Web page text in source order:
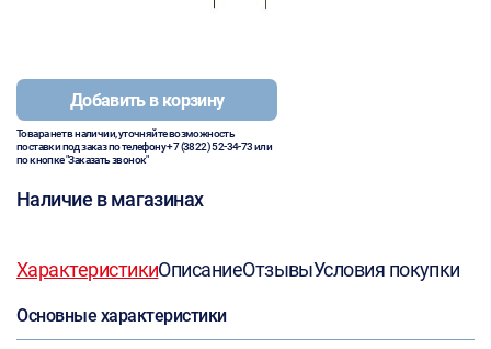
Добавить в корзину
Товара нет в наличии, уточняйте возможность
поставки под заказ по телефону+7 (3822) 52-34-73или
по кнопке "Заказать звонок"
Наличие в магазинах
ХарактеристикиОписаниеОтзывыУсловия покупки
Основные характеристики